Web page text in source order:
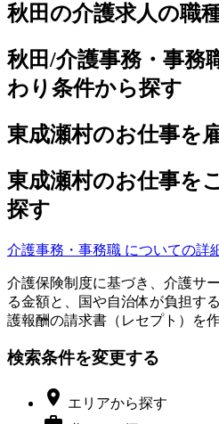
秋田の介護求人の職
秋田/介護事務・事務
わり条件から探す
東成瀬村のお仕事を
東成瀬村のお仕事を
探す
介護事務・事務職 についての詳
介護保険制度に基づき、介護サ
る金額と、国や自治体が負担す
護報酬の請求書（レセプト）を
検索条件を変更する
 エリアから探す